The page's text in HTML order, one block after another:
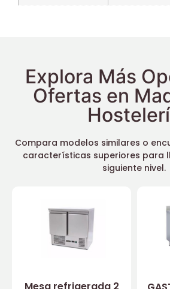
Explora Más
Ofertas en
Compara modelos similares o
características superiores para
siguiente nivel.